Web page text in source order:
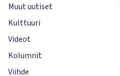
Muut uutiset
Kulttuuri
Videot
Kolumnit
Viihde